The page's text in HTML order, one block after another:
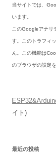
当サイトでは、
います。
このGoogleアナリ
す。このトラフィ
ん。この機能は
のブラウザの設定
イト)
最近の投稿